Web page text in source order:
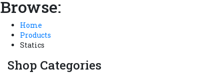
Browse:
Home
Products
Statics
Shop Categories